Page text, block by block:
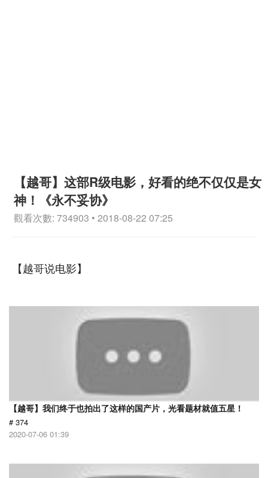
【越哥】这部R级电影，好看的绝不仅仅是女
神！《永不妥协》
觀看次數: 734903 • 2018-08-22 07:25
【越哥说电影】
【越哥】我们终于也拍出了这样的国产片，光看题材就值五星！
# 374
2020-07-06 01:39